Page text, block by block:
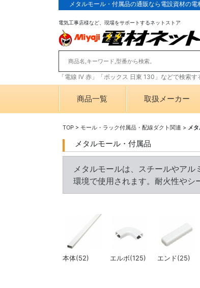
メタルモール・付属品の通販なら電設資材の電
電気工事店様など、現場をサポートするネットストア
「電線 IV 赤」「ボックス 日東 130」などで検索す
商品一覧 取扱メーカー
TOP > モール・ラック付属品・配線ダクト関連 > メ
メタルモール・付属品
メタルモールは、スチールやア
環境で使用されます。耐火性やシ
本体(52) エルボ(125) エンド(25)